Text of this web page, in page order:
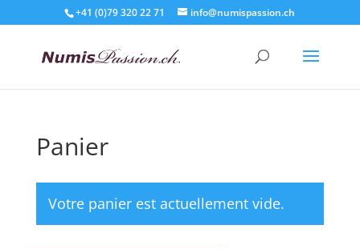
+41 (0)79 320 22 71 info@numispassion.ch
Panier
Votre panier est actuellement vide.